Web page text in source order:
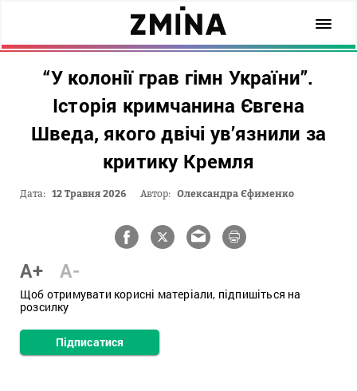
“У колонії грав гімн України”.
Історія кримчанина Євгена
Шведа, якого двічі ув’язнили за
критику Кремля
Дата: 12 Травня 2026 Автор: Олександра Єфименко
A+ A-
Щоб отримувати корисні матеріали, підпишіться на
розсилку
Підписатися